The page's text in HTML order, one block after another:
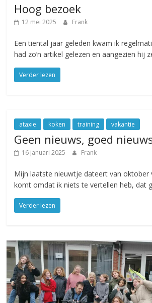
Hoog bezoek
12 mei 2025 Frank
Een tiental jaar geleden kwam ik
had zo’n artikel gelezen en aangezien hij
Verder lezen
ataxie koken training vakantie
Geen nieuws, goed
16 januari 2025 Frank
Mijn laatste nieuwtje dateert van oktober
komt omdat ik niets te vertellen heb, dat
Verder lezen